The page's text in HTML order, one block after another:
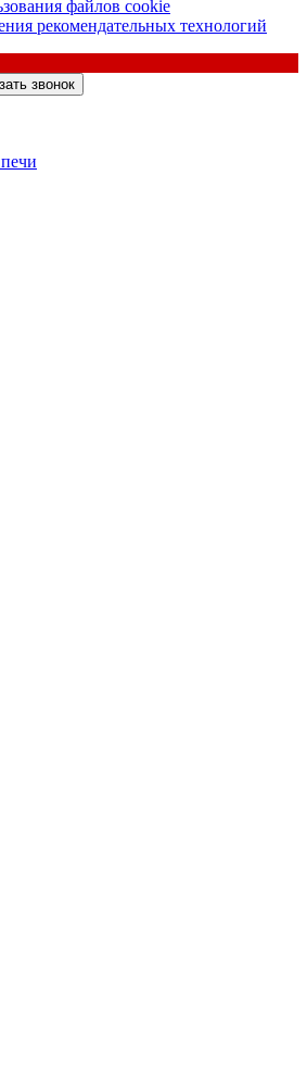
файлов cookie
рекомендательных технологий
звонок